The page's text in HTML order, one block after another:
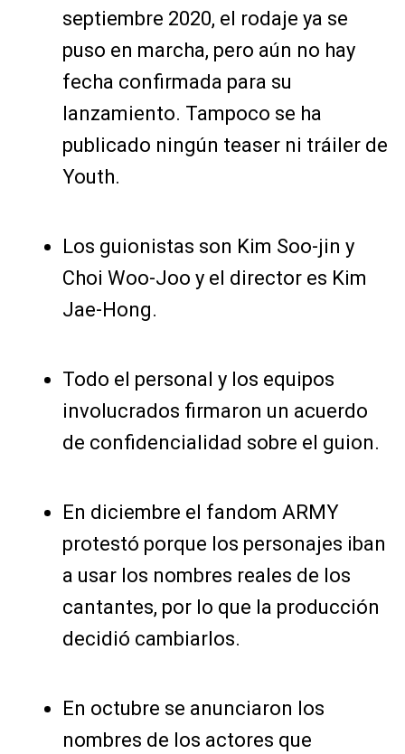
septiembre 2020, el rodaje ya se
puso en marcha, pero aún no hay
fecha confirmada para su
lanzamiento. Tampoco se ha
publicado ningún teaser ni tráiler de
Youth.
Los guionistas son Kim Soo-jin y
Choi Woo-Joo y el director es Kim
Jae-Hong.
Todo el personal y los equipos
involucrados firmaron un acuerdo
de confidencialidad sobre el guion.
En diciembre el fandom ARMY
protestó porque los personajes iban
a usar los nombres reales de los
cantantes, por lo que la producción
decidió cambiarlos.
En octubre se anunciaron los
nombres de los actores que